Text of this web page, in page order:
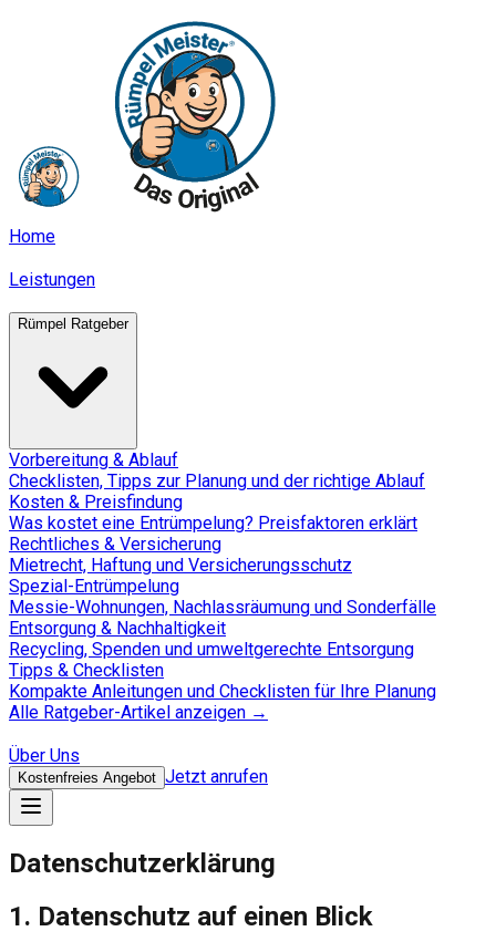
Home
Leistungen
Rümpel Ratgeber
Vorbereitung & Ablauf
Checklisten, Tipps zur Planung und der richtige Ablauf
Kosten & Preisfindung
Was kostet eine Entrümpelung? Preisfaktoren erklärt
Rechtliches & Versicherung
Mietrecht, Haftung und Versicherungsschutz
Spezial-Entrümpelung
Messie-Wohnungen, Nachlassräumung und Sonderfälle
Entsorgung & Nachhaltigkeit
Recycling, Spenden und umweltgerechte Entsorgung
Tipps & Checklisten
Kompakte Anleitungen und Checklisten für Ihre Planung
Alle Ratgeber-Artikel anzeigen →
Über Uns
Kostenfreies Angebot Jetzt anrufen
Datenschutzerklärung
1. Datenschutz auf einen Blick